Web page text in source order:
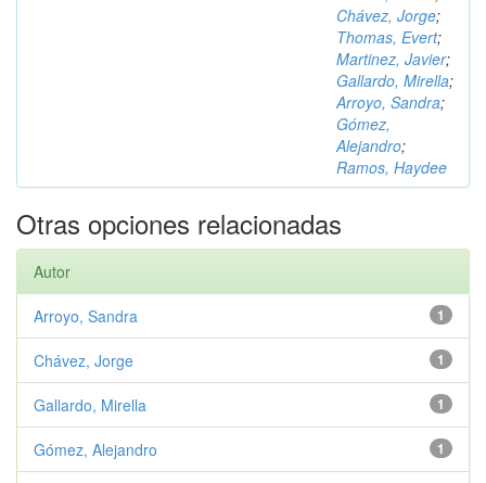
Chávez, Jorge;
Thomas, Evert;
Martinez, Javier;
Gallardo, Mirella;
Arroyo, Sandra;
Gómez,
Alejandro;
Ramos, Haydee
Otras opciones relacionadas
Autor
1
Arroyo, Sandra
1
Chávez, Jorge
1
Gallardo, Mirella
1
Gómez, Alejandro